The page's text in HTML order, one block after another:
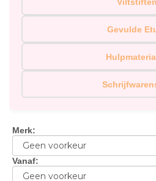
Gevulde
Merk:
Vanaf: